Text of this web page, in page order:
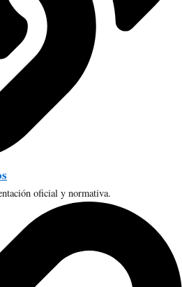
oficial y normativa.